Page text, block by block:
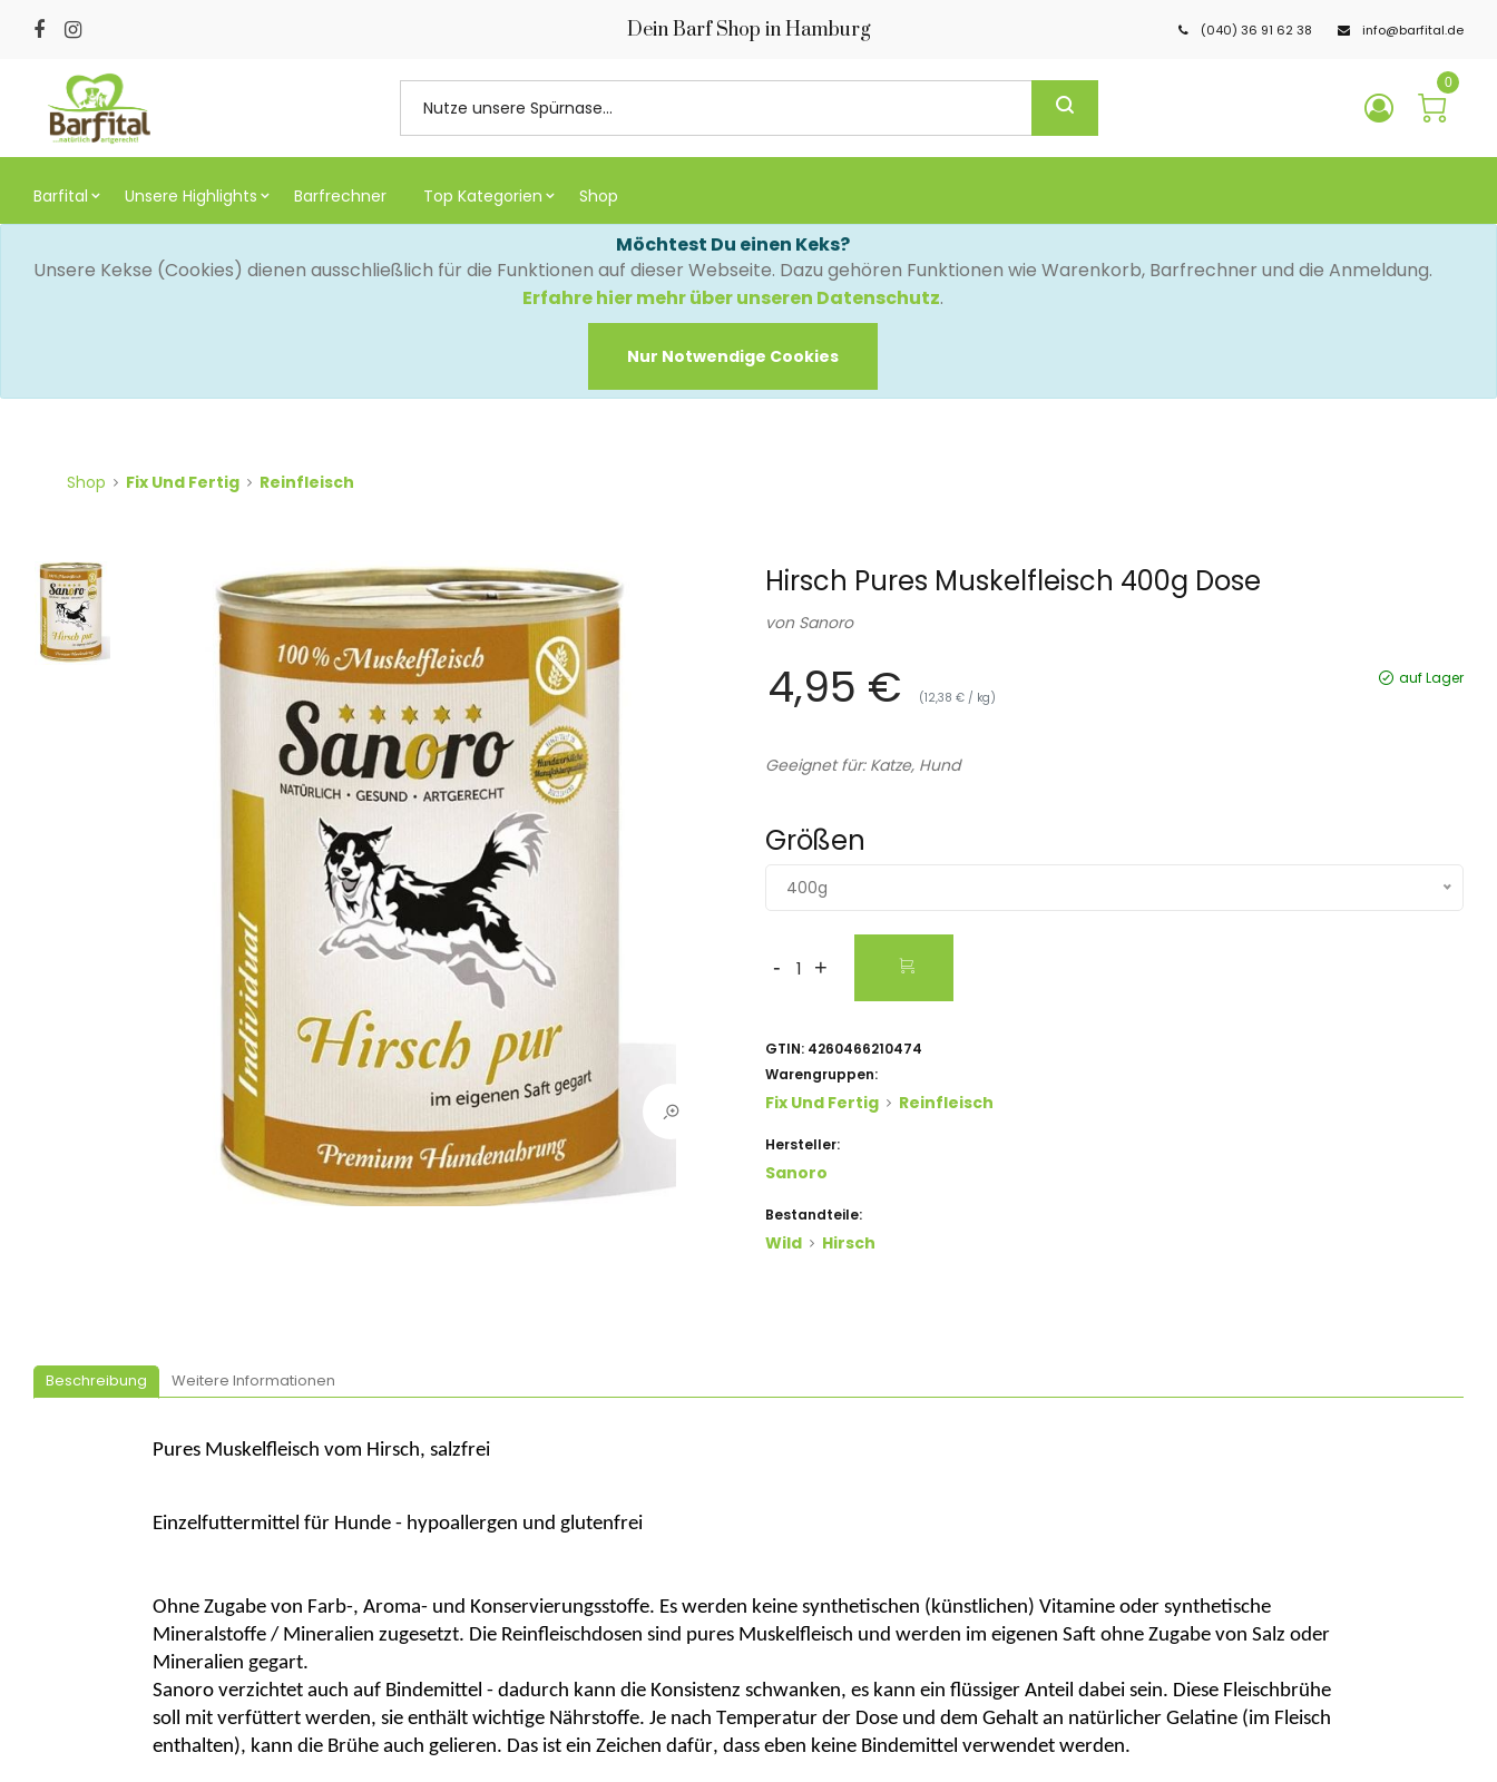
Dein Barf Shop in Hamburg (040) 36 91 62 38 info@barfital.de
0
Barfital Unsere Highlights Barfrechner Top Kategorien Shop
Möchtest Du einen Keks?
Unsere Kekse (Cookies) dienen ausschließlich für die Funktionen auf dieser Webseite. Dazu gehören Funktionen wie Warenkorb, Barfrechner und die Anmeldung.
Erfahre hier mehr über unseren Datenschutz.
Nur Notwendige Cookies
Shop Fix Und Fertig Reinfleisch
Hirsch Pures Muskelfleisch 400g Dose
von Sanoro
4,95 € (12,38 € / kg)
auf Lager
Geeignet für: Katze, Hund
Größen
400g
- +
GTIN: 4260466210474
Warengruppen:
Fix Und Fertig Reinfleisch
Hersteller:
Sanoro
Bestandteile:
Wild Hirsch
Beschreibung Weitere Informationen
Pures Muskelfleisch vom Hirsch, salzfrei
Einzelfuttermittel für Hunde - hypoallergen und glutenfrei
Ohne Zugabe von Farb-, Aroma- und Konservierungsstoffe. Es werden keine synthetischen (künstlichen) Vitamine oder synthetische
Mineralstoffe / Mineralien zugesetzt. Die Reinfleischdosen sind pures Muskelfleisch und werden im eigenen Saft ohne Zugabe von Salz oder
Mineralien gegart.
Sanoro verzichtet auch auf Bindemittel - dadurch kann die Konsistenz schwanken, es kann ein flüssiger Anteil dabei sein. Diese Fleischbrühe
soll mit verfüttert werden, sie enthält wichtige Nährstoffe. Je nach Temperatur der Dose und dem Gehalt an natürlicher Gelatine (im Fleisch
enthalten), kann die Brühe auch gelieren. Das ist ein Zeichen dafür, dass eben keine Bindemittel verwendet werden.